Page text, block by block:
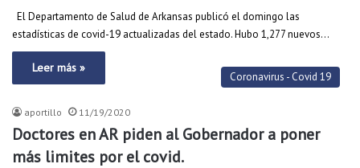
El Departamento de Salud de Arkansas publicó el domingo las
estadísticas de covid-19 actualizadas del estado. Hubo 1,277 nuevos…
Leer más »
Coronavirus - Covid 19
aportillo 11/19/2020
Doctores en AR piden al Gobernador a poner
más limites por el covid.